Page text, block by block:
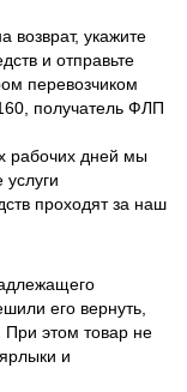
возврат, укажите
и отправьте
перевозчиком
получатель ФЛП
рабочих дней мы
проходят за наш
его вернуть,
При этом товар не
и